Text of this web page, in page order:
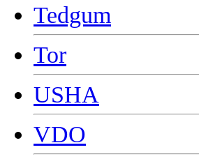
Tedgum
Tor
USHA
VDO